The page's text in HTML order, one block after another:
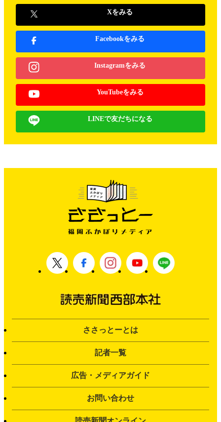
Xをみる
Facebookをみる
Instagramをみる
YouTubeをみる
LINEで友だちになる
ささっとーとは
記者一覧
広告・メディアガイド
お問い合わせ